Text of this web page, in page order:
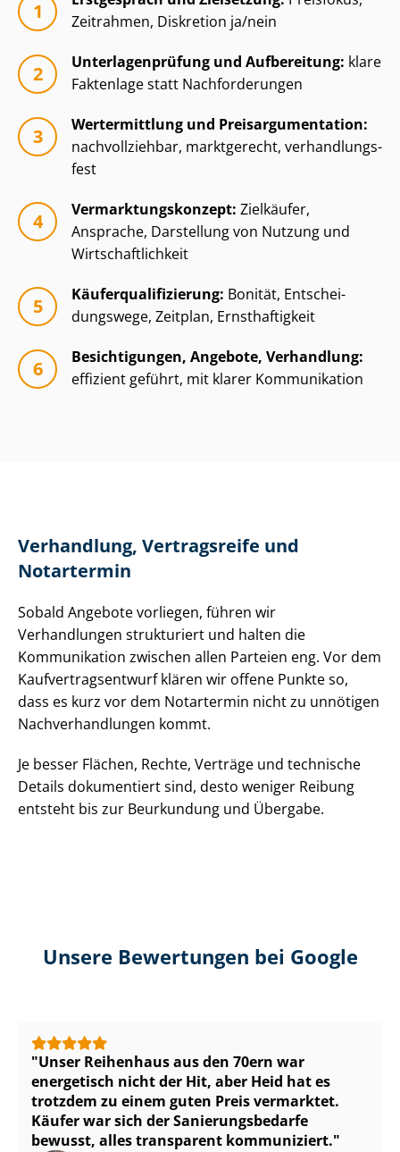
Zeitrahmen, Diskretion ja/nein
Un­ter­la­gen­prü­fung und Aufbereitung: klare
Faktenlage statt Nachforderungen
Wertermittlung und Preisar­gu­men­ta­ti­on:
nachvollziehbar, marktgerecht, ver­hand­lungs­
fest
Ver­mark­tungs­kon­zept: Zielkäufer,
Ansprache, Darstellung von Nutzung und
Wirt­schaft­lich­keit
Käu­fer­qua­li­fi­zie­rung: Bonität, Ent­schei­
dungs­we­ge, Zeitplan, Ernsthaftigkeit
Besichtigungen, Angebote, Verhandlung:
effizient geführt, mit klarer Kommunikation
Verhandlung, Vertragsreife und
Notartermin
Sobald Angebote vorliegen, führen wir
Verhandlungen strukturiert und halten die
Kommunikation zwischen allen Parteien eng. Vor dem
Kauf­ver­trags­ent­wurf klären wir offene Punkte so,
dass es kurz vor dem Notartermin nicht zu unnötigen
Nach­ver­hand­lun­gen kommt.
Je besser Flächen, Rechte, Verträge und technische
Details dokumentiert sind, desto weniger Reibung
entsteht bis zur Beurkundung und Übergabe.
Unsere Bewertungen bei Google
Unser Reihenhaus aus den 70ern war
energetisch nicht der Hit, aber Heid hat es
trotzdem zu einem guten Preis vermarktet.
Käufer war sich der Sa­nie­rungs­be­dar­fe
bewusst, alles transparent kommuniziert.